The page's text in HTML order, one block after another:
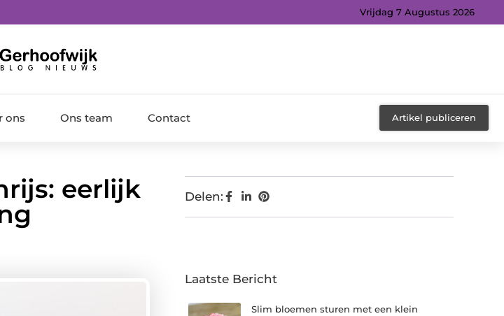
Vrijdag 7 Augustus 2026
ons Ons team Contact Artikel publiceren
eerlijk
Delen:
Laatste Bericht
Slim bloemen sturen met een klein